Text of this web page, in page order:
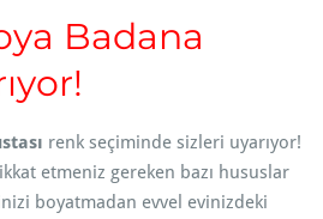
Badana
renk seçiminde sizleri uyarıyor!
etmeniz gereken bazı hususlar
boyatmadan evvel evinizdeki